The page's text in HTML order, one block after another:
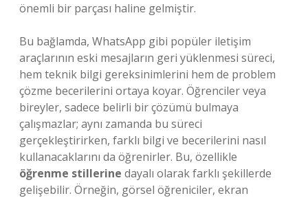
önemli bir parçası haline gelmiştir.
Bu bağlamda, WhatsApp gibi popüler iletişim
araçlarının eski mesajların geri yüklenmesi süreci,
hem teknik bilgi gereksinimlerini hem de problem
çözme becerilerini ortaya koyar. Öğrenciler veya
bireyler, sadece belirli bir çözümü bulmaya
çalışmazlar; aynı zamanda bu süreci
gerçekleştirirken, farklı bilgi ve becerilerini nasıl
kullanacaklarını da öğrenirler. Bu, özellikle
öğrenme stillerine dayalı olarak farklı şekillerde
gelişebilir. Örneğin, görsel öğreniciler, ekran